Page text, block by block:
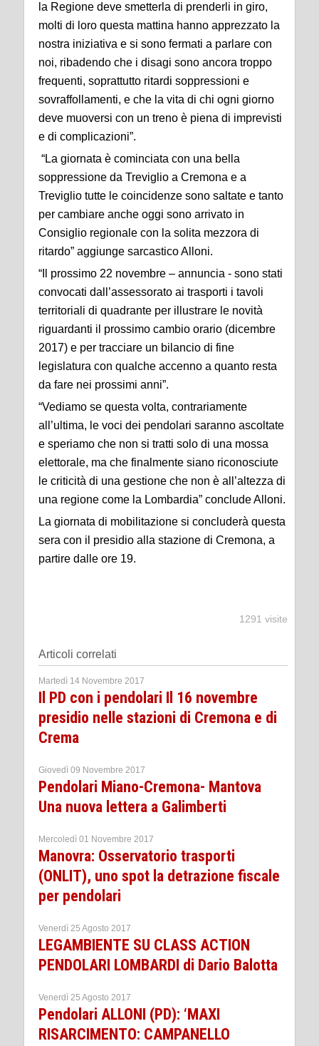
la Regione deve smetterla di prenderli in giro,
molti di loro questa mattina hanno apprezzato la
nostra iniziativa e si sono fermati a parlare con
noi, ribadendo che i disagi sono ancora troppo
frequenti, soprattutto ritardi soppressioni e
sovraffollamenti, e che la vita di chi ogni giorno
deve muoversi con un treno è piena di imprevisti
e di complicazioni”.
“La giornata è cominciata con una bella
soppressione da Treviglio a Cremona e a
Treviglio tutte le coincidenze sono saltate e tanto
per cambiare anche oggi sono arrivato in
Consiglio regionale con la solita mezzora di
ritardo” aggiunge sarcastico Alloni.
“Il prossimo 22 novembre – annuncia - sono stati
convocati dall’assessorato ai trasporti i tavoli
territoriali di quadrante per illustrare le novità
riguardanti il prossimo cambio orario (dicembre
2017) e per tracciare un bilancio di fine
legislatura con qualche accenno a quanto resta
da fare nei prossimi anni”.
“Vediamo se questa volta, contrariamente
all’ultima, le voci dei pendolari saranno ascoltate
e speriamo che non si tratti solo di una mossa
elettorale, ma che finalmente siano riconosciute
le criticità di una gestione che non è all’altezza di
una regione come la Lombardia” conclude Alloni.
La giornata di mobilitazione si concluderà questa
sera con il presidio alla stazione di Cremona, a
partire dalle ore 19.
1291 visite
Articoli correlati
Martedì 14 Novembre 2017
Il PD con i pendolari Il 16 novembre
presidio nelle stazioni di Cremona e di
Crema
Giovedì 09 Novembre 2017
Pendolari Miano-Cremona- Mantova
Una nuova lettera a Galimberti
Mercoledì 01 Novembre 2017
Manovra: Osservatorio trasporti
(ONLIT), uno spot la detrazione fiscale
per pendolari
Venerdì 25 Agosto 2017
LEGAMBIENTE SU CLASS ACTION
PENDOLARI LOMBARDI di Dario Balotta
Venerdì 25 Agosto 2017
Pendolari ALLONI (PD): ‘MAXI
RISARCIMENTO: CAMPANELLO